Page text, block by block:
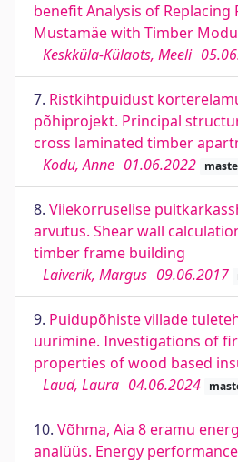
benefit Analysis of Replacing
Mustamäe with Timber
Keskküla-Külaots, Meeli
7. Ristkihtpuidust
põhiprojekt. Principal
cross laminated timber
Kodu, Anne 01.06.2022
8. Viiekorruselise
arvutus. Shear wall
timber frame building
Laiverik, Margus 09.06.2017
9. Puidupõhiste villade
uurimine. Investigations of
properties of wood based
Laud, Laura 04.06.2024
10. Võhma, Aia 8 eramu
analüüs. Energy